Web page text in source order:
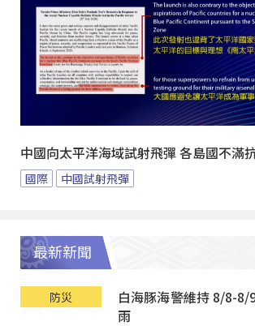
中國向太平洋海域試射飛彈 各島國不滿
國際 中國試射飛彈
最新新聞
防災
白海豚海警維持 8/8-8/
雨